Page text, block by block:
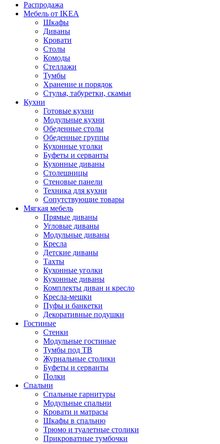
Распродажа
Мебель от IKEA
Шкафы
Диваны
Кровати
Столы
Комоды
Стеллажи
Тумбы
Хранение и порядок
Стулья, табуретки, скамьи
Кухни
Готовые кухни
Модульные кухни
Обеденные столы
Обеденные группы
Кухонные уголки
Буфеты и серванты
Кухонные диваны
Столешницы
Стеновые панели
Техника для кухни
Сопутствующие товары
Мягкая мебель
Прямые диваны
Угловые диваны
Модульные диваны
Кресла
Детские диваны
Тахты
Кухонные уголки
Кухонные диваны
Комплекты диван и кресло
Кресла-мешки
Пуфы и банкетки
Декоративные подушки
Гостиные
Стенки
Модульные гостиные
Тумбы под ТВ
Журнальные столики
Буфеты и серванты
Полки
Спальни
Спальные гарнитуры
Модульные спальни
Кровати и матрасы
Шкафы в спальню
Трюмо и туалетные столики
Прикроватные тумбочки